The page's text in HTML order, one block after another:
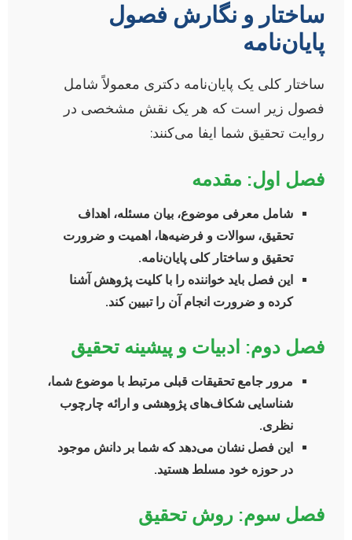
ساختار و نگارش فصول
پایان‌نامه
ساختار کلی یک پایان‌نامه دکتری معمولاً شامل
فصول زیر است که هر یک نقش مشخصی در
روایت تحقیق شما ایفا می‌کنند:
فصل اول: مقدمه
شامل معرفی موضوع، بیان مسئله، اهداف
تحقیق، سوالات و فرضیه‌ها، اهمیت و ضرورت
تحقیق و ساختار کلی پایان‌نامه.
این فصل باید خواننده را با کلیت پژوهش آشنا
کرده و ضرورت انجام آن را تبیین کند.
فصل دوم: ادبیات و پیشینه تحقیق
مرور جامع تحقیقات قبلی مرتبط با موضوع شما،
شناسایی شکاف‌های پژوهشی و ارائه چارچوب
نظری.
این فصل نشان می‌دهد که شما بر دانش موجود
در حوزه خود مسلط هستید.
فصل سوم: روش تحقیق